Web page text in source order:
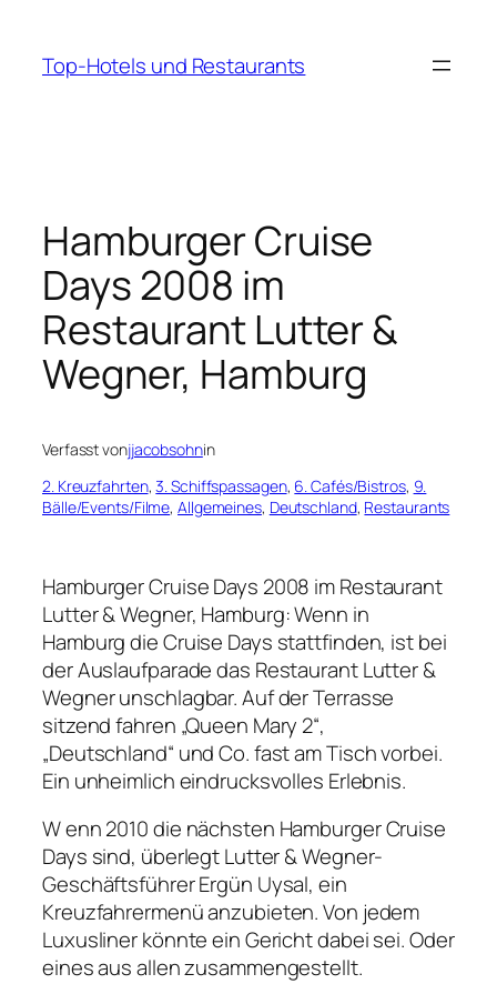
springen
Top-Hotels und Restaurants
Hamburger Cruise
Days 2008 im
Restaurant Lutter &
Wegner, Hamburg
Verfasst vonjjacobsohnin
2. Kreuzfahrten, 3. Schiffspassagen, 6. Cafés/Bistros, 9.
Bälle/Events/Filme, Allgemeines, Deutschland, Restaurants
Hamburger Cruise Days 2008 im Restaurant
Lutter & Wegner, Hamburg: Wenn in
Hamburg die Cruise Days stattfinden, ist bei
der Auslaufparade das Restaurant Lutter &
Wegner unschlagbar. Auf der Terrasse
sitzend fahren „Queen Mary 2“,
„Deutschland“ und Co. fast am Tisch vorbei.
Ein unheimlich eindrucksvolles Erlebnis.
W enn 2010 die nächsten Hamburger Cruise
Days sind, überlegt Lutter & Wegner-
Geschäftsführer Ergün Uysal, ein
Kreuzfahrermenü anzubieten. Von jedem
Luxusliner könnte ein Gericht dabei sei. Oder
eines aus allen zusammengestellt.